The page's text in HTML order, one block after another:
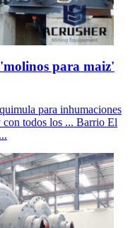
para maiz'
para inhumaciones
con todos los ... Barrio El